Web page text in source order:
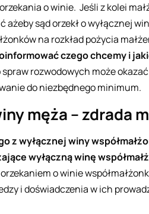
o winie. Jeśli z kolei
sąd orzekł o wyłącznej
na rozkład pożycia
czego chcemy i
rozwodowych może
do niezbędnego minimum.
męża – zdrada
z wyłącznej winy
wyłączną winę
o winie
i doświadczenia w ich